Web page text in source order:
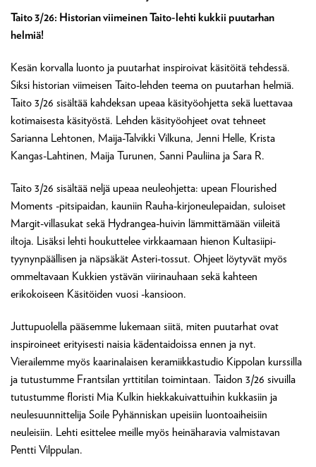
Taito 3/26: Historian viimeinen Taito-lehti kukkii puutarhan
helmiä!
Kesän korvalla luonto ja puutarhat inspiroivat käsitöitä tehdessä.
Siksi historian viimeisen Taito-lehden teema on puutarhan helmiä.
Taito 3/26 sisältää kahdeksan upeaa käsityöohjetta sekä luettavaa
kotimaisesta käsityöstä. Lehden käsityöohjeet ovat tehneet
Sarianna Lehtonen, Maija-Talvikki Vilkuna, Jenni Helle, Krista
Kangas-Lahtinen, Maija Turunen, Sanni Pauliina ja Sara R.
Taito 3/26 sisältää neljä upeaa neuleohjetta: upean Flourished
Moments -pitsipaidan, kauniin Rauha-kirjoneulepaidan, suloiset
Margit-villasukat sekä Hydrangea-huivin lämmittämään viileitä
iltoja. Lisäksi lehti houkuttelee virkkaamaan hienon Kultasiipi-
tyynynpäällisen ja näpsäkät Asteri-tossut. Ohjeet löytyvät myös
ommeltavaan Kukkien ystävän viirinauhaan sekä kahteen
erikokoiseen Käsitöiden vuosi -kansioon.
Juttupuolella pääsemme lukemaan siitä, miten puutarhat ovat
inspiroineet erityisesti naisia kädentaidoissa ennen ja nyt.
Vierailemme myös kaarinalaisen keramiikkastudio Kippolan kurssilla
ja tutustumme Frantsilan yrttitilan toimintaan. Taidon 3/26 sivuilla
tutustumme floristi Mia Kulkin hiekkakuivattuihin kukkasiin ja
neulesuunnittelija Soile Pyhänniskan upeisiin luontoaiheisiin
neuleisiin. Lehti esittelee meille myös heinäharavia valmistavan
Pentti Vilppulan.